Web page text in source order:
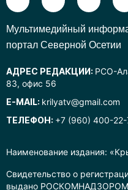
Наименование издания:
Свидетельство о
выдано РОСКОМНАДЗОРОМ
Mультимедийный
портал Северной Осетии
АДРЕС РЕДАКЦИИ: РСО-
83, офис 56
E-MAIL: krilyatv@gmail.com
ТЕЛЕФОН: +7 (960) 400-22-